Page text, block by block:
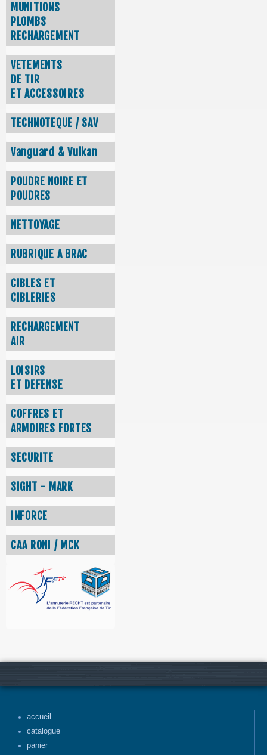
MUNITIONS
PLOMBS
RECHARGEMENT
VETEMENTS
DE TIR
ET ACCESSOIRES
TECHNOTEQUE / SAV
Vanguard & Vulkan
POUDRE NOIRE ET
POUDRES
NETTOYAGE
RUBRIQUE A BRAC
CIBLES ET
CIBLERIES
RECHARGEMENT
AIR
LOISIRS
ET DEFENSE
COFFRES ET
ARMOIRES FORTES
SECURITE
SIGHT - MARK
INFORCE
CAA RONI / MCK
accueil
catalogue
panier